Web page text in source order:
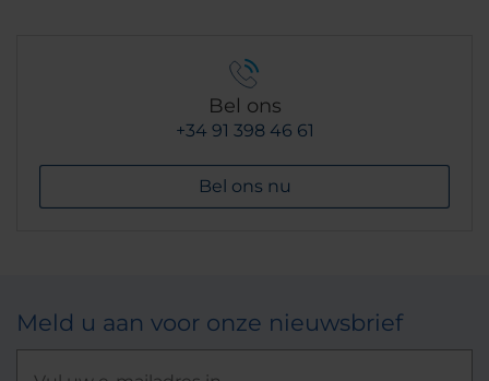
Bel ons
+34 91 398 46 61
Bel ons nu
Meld u aan voor onze nieuwsbrief